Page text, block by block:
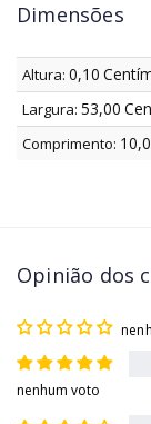
Dimensões
Altura: 0,10
Largura: 53,00
Comprimento:
Opinião dos
nenhum voto